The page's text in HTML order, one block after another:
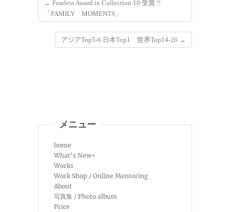
← Fearless Award in Collection 10 受賞 !!
「FAMILY MOMENTS」
アジアTop5-6 日本Top1 世界Top14-26 →
メニュー
home
What’s New+
Works
Work Shop / Online Mentoring
About
写真集 / Photo album
Price